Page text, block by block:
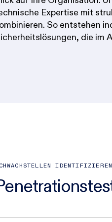
Expertise mit
So entstehen
die im
Unser Ziel:
IDENTIFIZIEREN